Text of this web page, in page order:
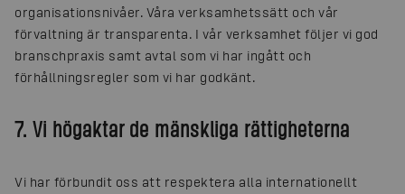
organisationsnivåer. Våra verksamhetssätt och vår
förvaltning är transparenta. I vår verksamhet följer vi god
branschpraxis samt avtal som vi har ingått och
förhållningsregler som vi har godkänt.
7. Vi högaktar de mänskliga rättigheterna
Vi har förbundit oss att respektera alla internationellt